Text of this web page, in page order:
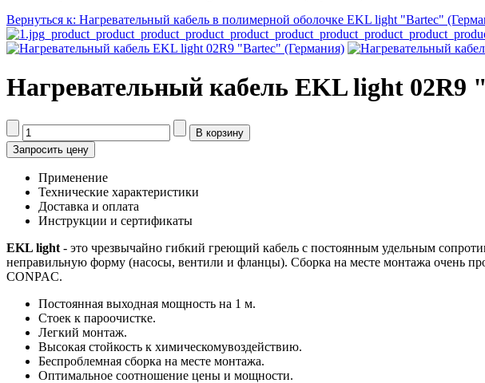
Вернуться к: Нагревательный кабель в полимерной оболочке EKL light "Bartec"
Нагревательный кабель EKL light 02R9
Запросить цену
Применение
Технические характеристики
Доставка и оплата
Инструкции и сертификаты
EKL light - это чрезвычайно гибкий греющий кабель с постоянным удельным
неправильную форму (насосы, вентили и фланцы). Сборка на месте монтажа очень
CONPAC.
Постоянная выходная мощность на 1 м.
Стоек к пароочистке.
Легкий монтаж.
Высокая стойкость к химическомувоздействию.
Беспроблемная сборка на месте монтажа.
Оптимальное соотношение цены и мощности.